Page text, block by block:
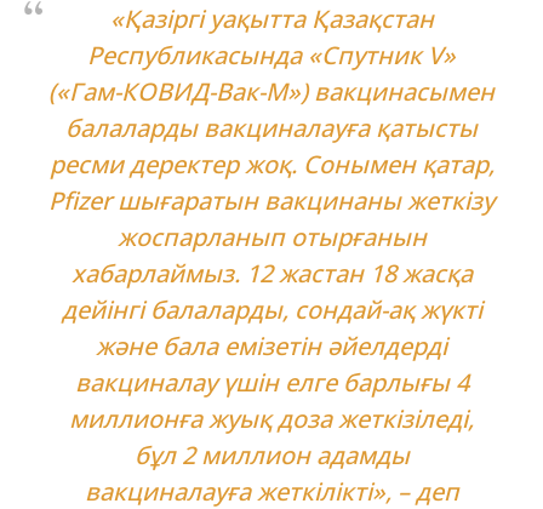
«Қазіргі уақытта Қазақстан
Республикасында «Спутник V»
(«Гам-КОВИД-Вак-М») вакцинасымен
балаларды вакциналауға қатысты
ресми деректер жоқ. Сонымен қатар,
Pfizer шығаратын вакцинаны жеткізу
жоспарланып отырғанын
хабарлаймыз. 12 жастан 18 жасқа
дейінгі балаларды, сондай-ақ жүкті
және бала емізетін әйелдерді
вакциналау үшін елге барлығы 4
миллионға жуық доза жеткізіледі,
бұл 2 миллион адамды
вакциналауға жеткілікті», – деп